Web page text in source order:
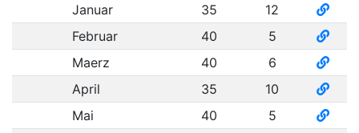
Januar
35
12
Februar
40
5
Maerz
40
6
April
35
10
Mai
40
5